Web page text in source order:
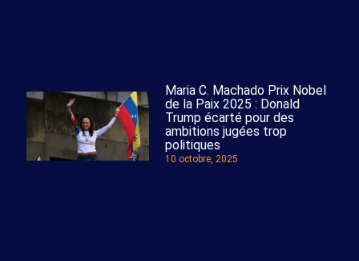
Maria C. Machado Prix Nobel
de la Paix 2025 : Donald
Trump écarté pour des
ambitions jugées trop
politiques
10 octobre, 2025